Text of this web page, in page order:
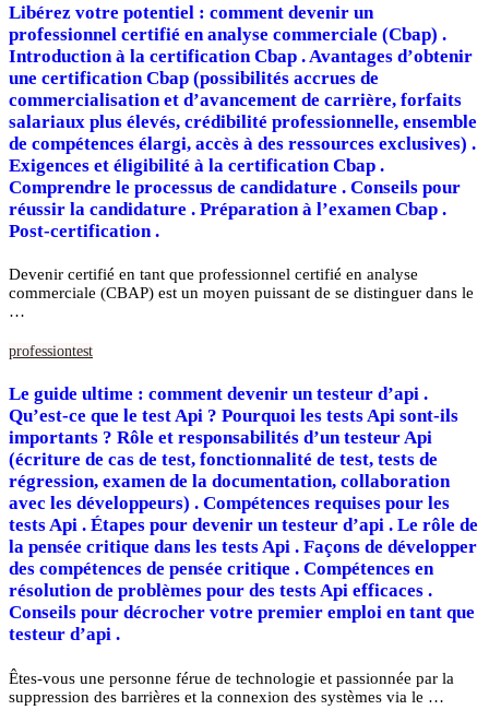
Libérez votre potentiel : comment devenir un
professionnel certifié en analyse commerciale (Cbap) .
Introduction à la certification Cbap . Avantages d’obtenir
une certification Cbap (possibilités accrues de
commercialisation et d’avancement de carrière, forfaits
salariaux plus élevés, crédibilité professionnelle, ensemble
de compétences élargi, accès à des ressources exclusives) .
Exigences et éligibilité à la certification Cbap .
Comprendre le processus de candidature . Conseils pour
réussir la candidature . Préparation à l’examen Cbap .
Post-certification .
Devenir certifié en tant que professionnel certifié en analyse
commerciale (CBAP) est un moyen puissant de se distinguer dans le
…
professiontest
Le guide ultime : comment devenir un testeur d’api .
Qu’est-ce que le test Api ? Pourquoi les tests Api sont-ils
importants ? Rôle et responsabilités d’un testeur Api
(écriture de cas de test, fonctionnalité de test, tests de
régression, examen de la documentation, collaboration
avec les développeurs) . Compétences requises pour les
tests Api . Étapes pour devenir un testeur d’api . Le rôle de
la pensée critique dans les tests Api . Façons de développer
des compétences de pensée critique . Compétences en
résolution de problèmes pour des tests Api efficaces .
Conseils pour décrocher votre premier emploi en tant que
testeur d’api .
Êtes-vous une personne férue de technologie et passionnée par la
suppression des barrières et la connexion des systèmes via le …